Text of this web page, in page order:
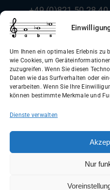
Um Ihnen ein optimales Erlebnis zu
wie Cookies, um
zuzugreifen. Wenn Sie diesen
Daten wie das Surfverhalten oder
verarbeiten. Wenn Sie Ihre
können bestimmte Merkmale und
Dienste verwalten
Nur
+49 (0)821 50 28 40
info@boehm-und-
Allgemeine
Widerrufsbelehrung